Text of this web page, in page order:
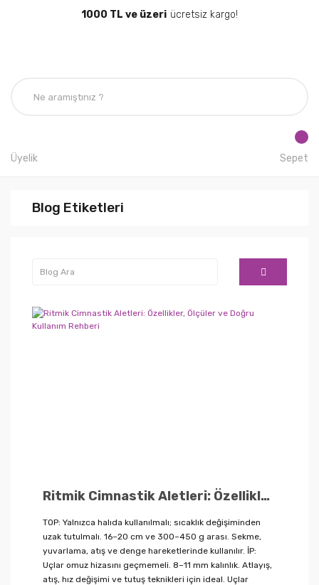
1000 TL ve üzeri ücretsiz kargo!
Üyelik Sepet
Blog Etiketleri
Ritmik Cimnastik Aletleri: Özellikler, Ölçüler ve Doğru Kullanım Rehberi
TOP: Yalnızca halıda kullanılmalı; sıcaklık değişiminden
uzak tutulmalı. 16–20 cm ve 300–450 g arası. Sekme,
yuvarlama, atış ve denge hareketlerinde kullanılır. İP:
Uçlar omuz hizasını geçmemeli. 8–11 mm kalınlık. Atlayış,
atış, hız değişimi ve tutuş teknikleri için ideal. Uçlar